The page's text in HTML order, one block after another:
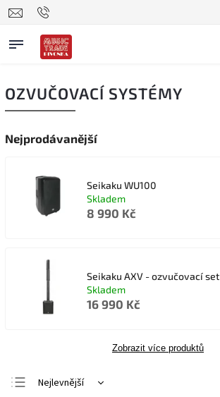
OZVUČOVACÍ SYSTÉMY
Nejprodávanější
Seikaku WU100
Skladem
8 990 Kč
Seikaku AXV - ozvučovací set
Skladem
16 990 Kč
Zobrazit více produktů
Nejlevnější